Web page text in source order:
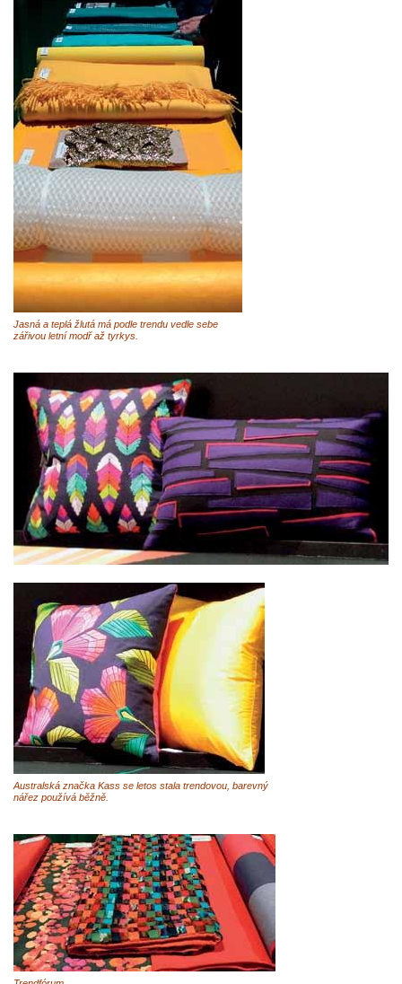
Jasná a teplá žlutá má podle trendu vedle sebe
zářivou letní modř až tyrkys.
Australská značka Kass se letos stala trendovou, barevný
nářez používá běžně.